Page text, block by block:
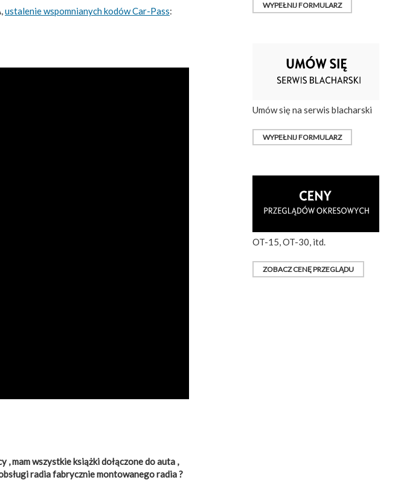
ustalenie wspomnianych kodów Car-Pass:
, mam wszystkie książki dołączone do auta ,
radia fabrycznie montowanego radia ?
WYPEŁNIJ FORMULARZ
Umów się na serwis blacharski
WYPEŁNIJ FORMULARZ
OT-15, OT-30, itd.
ZOBACZ CENĘ PRZEGLĄDU